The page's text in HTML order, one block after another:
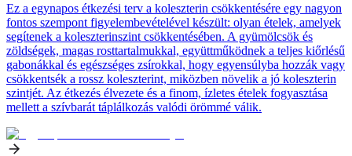
Ez a egynapos étkezési terv a koleszterin csökkentésére egy nagyon
fontos szempont figyelembevételével készült: olyan ételek, amelyek
segítenek a koleszterinszint csökkentésében. A gyümölcsök és
zöldségek, magas rosttartalmukkal, együttműködnek a teljes kiőrlésű
gabonákkal és egészséges zsírokkal, hogy egyensúlyba hozzák vagy
csökkentsék a rossz koleszterint, miközben növelik a jó koleszterin
szintjét. Az étkezés élvezete és a finom, ízletes ételek fogyasztása
mellett a szívbarát táplálkozás valódi örömmé válik.